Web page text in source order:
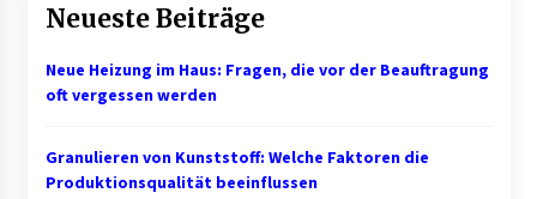
3 Monaten ago
1. Bestandsmanagement: Den Überblick
behalten
Finde dein perfektes Namensschild » für deine
Neueste Beiträge
Neue Heizung im Haus: Fragen, die vor der Beauftragung
oft vergessen werden
Granulieren von Kunststoff: Welche Faktoren die
Produktionsqualität beeinflussen